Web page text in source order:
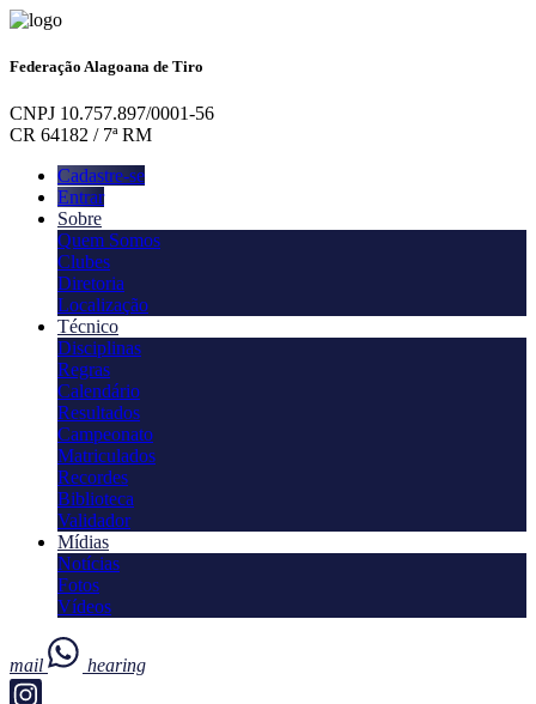
Federação Alagoana de Tiro
CNPJ 10.757.897/0001-56
CR 64182 / 7ª RM
Cadastre-se
Entrar
Sobre
Quem Somos
Clubes
Diretoria
Localização
Técnico
Disciplinas
Regras
Calendário
Resultados
Campeonato
Matriculados
Recordes
Biblioteca
Validador
Mídias
Notícias
Fotos
Vídeos
mail hearing